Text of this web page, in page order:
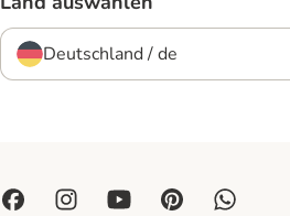
Deutschland / de